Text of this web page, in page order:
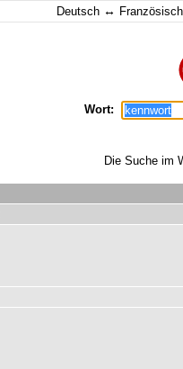
Deutsch ↔ Französisch
Wort:
Die Suche im